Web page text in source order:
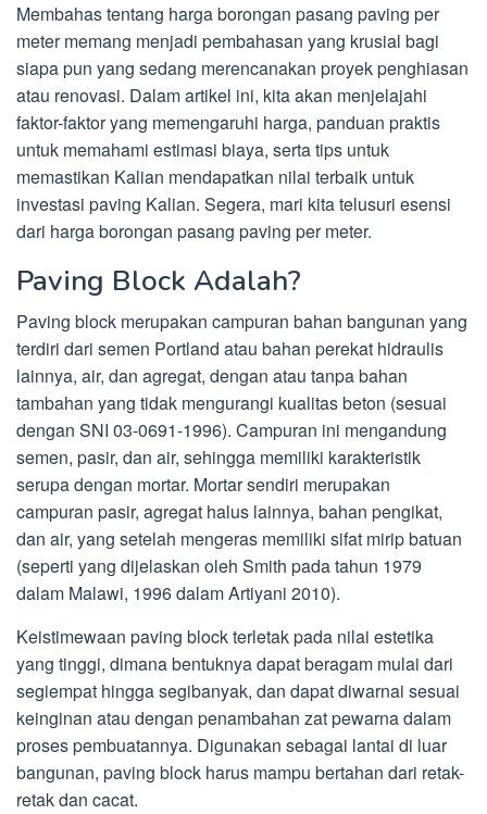
Membahas tentang harga borongan pasang paving per
meter memang menjadi pembahasan yang krusial bagi
siapa pun yang sedang merencanakan proyek penghiasan
atau renovasi. Dalam artikel ini, kita akan menjelajahi
faktor-faktor yang memengaruhi harga, panduan praktis
untuk memahami estimasi biaya, serta tips untuk
memastikan Kalian mendapatkan nilai terbaik untuk
investasi paving Kalian. Segera, mari kita telusuri esensi
dari harga borongan pasang paving per meter.
Paving Block Adalah?
Paving block merupakan campuran bahan bangunan yang
terdiri dari semen Portland atau bahan perekat hidraulis
lainnya, air, dan agregat, dengan atau tanpa bahan
tambahan yang tidak mengurangi kualitas beton (sesuai
dengan SNI 03-0691-1996). Campuran ini mengandung
semen, pasir, dan air, sehingga memiliki karakteristik
serupa dengan mortar. Mortar sendiri merupakan
campuran pasir, agregat halus lainnya, bahan pengikat,
dan air, yang setelah mengeras memiliki sifat mirip batuan
(seperti yang dijelaskan oleh Smith pada tahun 1979
dalam Malawi, 1996 dalam Artiyani 2010).
Keistimewaan paving block terletak pada nilai estetika
yang tinggi, dimana bentuknya dapat beragam mulai dari
segiempat hingga segibanyak, dan dapat diwarnai sesuai
keinginan atau dengan penambahan zat pewarna dalam
proses pembuatannya. Digunakan sebagai lantai di luar
bangunan, paving block harus mampu bertahan dari retak-
retak dan cacat.